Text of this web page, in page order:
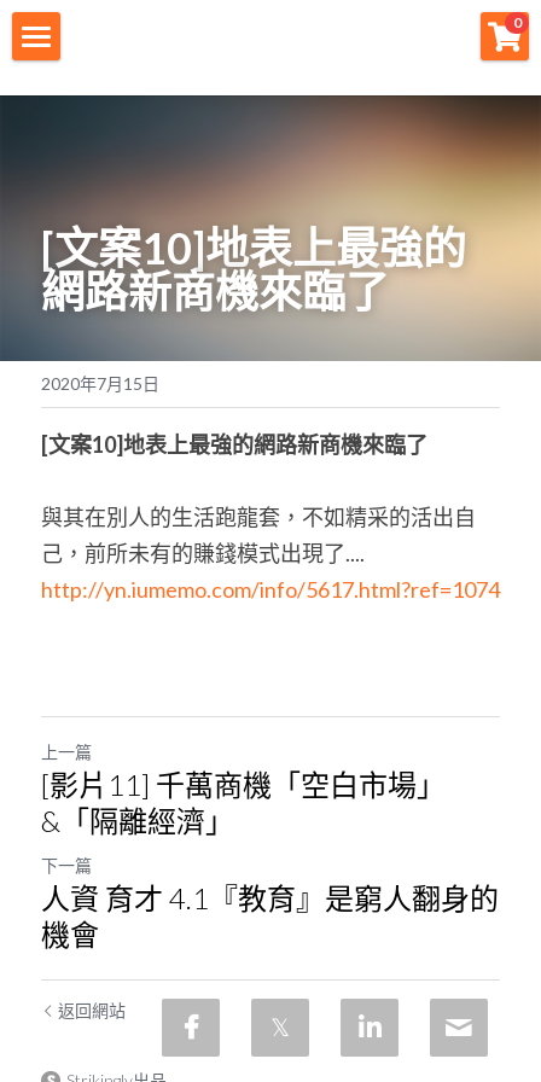
0
團隊資源
註冊會員
免費下載
POWERED BY
[文案10]地表上最強的
網路新商機來臨了
2020年7月15日
[文案10]地表上最強的網路新商機來臨了
與其在別人的生活跑龍套，不如精采的活出自
己，前所未有的賺錢模式出現了....
http://yn.iumemo.com/info/5617.html?ref=1074
上一篇
[影片11] 千萬商機「空白市場」
&「隔離經濟」
下一篇
人資 育才 4.1『教育』是窮人翻身的
機會
返回網站
×